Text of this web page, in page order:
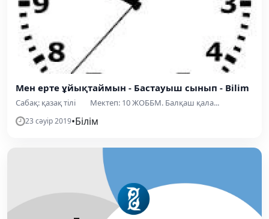
Мен ерте ұйықтаймын - Бастауыш сынып - Bilim
Сабақ: қазақ тілі Мектеп: 10 ЖОББМ. Балқаш қала...
23 сәуір 2019•Білім